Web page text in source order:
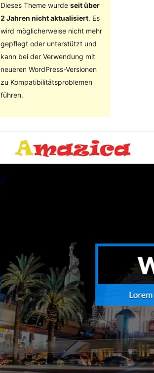
Dieses Theme wurde seit über
2 Jahren nicht aktualisiert. Es
wird möglicherweise nicht mehr
gepflegt oder unterstützt und
kann bei der Verwendung mit
neueren WordPress-Versionen
zu Kompatibilitätsproblemen
führen.